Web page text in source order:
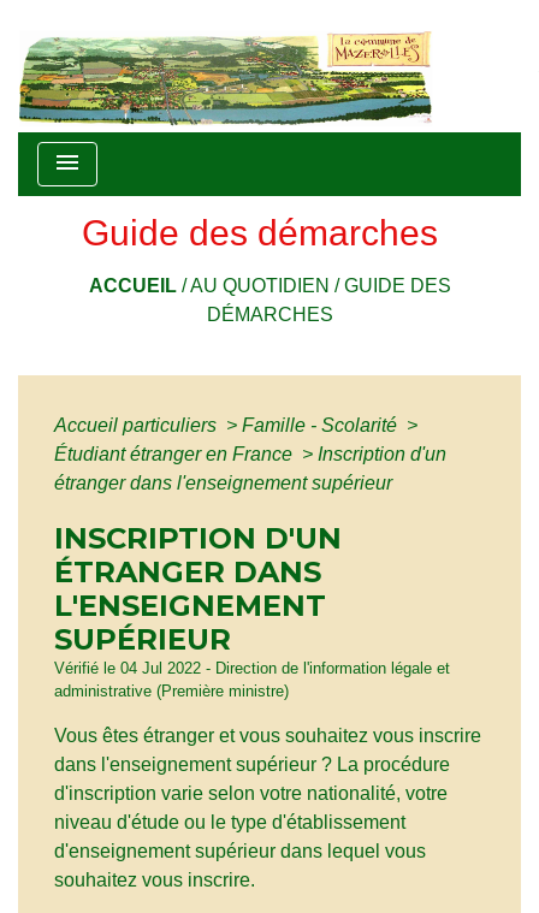
menu
Guide des démarches
ACCUEIL/AU QUOTIDIEN /GUIDE DES
DÉMARCHES
Accueil particuliers > Famille - Scolarité >
Étudiant étranger en France > Inscription d'un
étranger dans l'enseignement supérieur
INSCRIPTION D'UN
ÉTRANGER DANS
L'ENSEIGNEMENT
SUPÉRIEUR
Vérifié le 04 Jul 2022 - Direction de l'information légale et
administrative (Première ministre)
Vous êtes étranger et vous souhaitez vous inscrire
dans l'enseignement supérieur ? La procédure
d'inscription varie selon votre nationalité, votre
niveau d'étude ou le type d'établissement
d'enseignement supérieur dans lequel vous
souhaitez vous inscrire.